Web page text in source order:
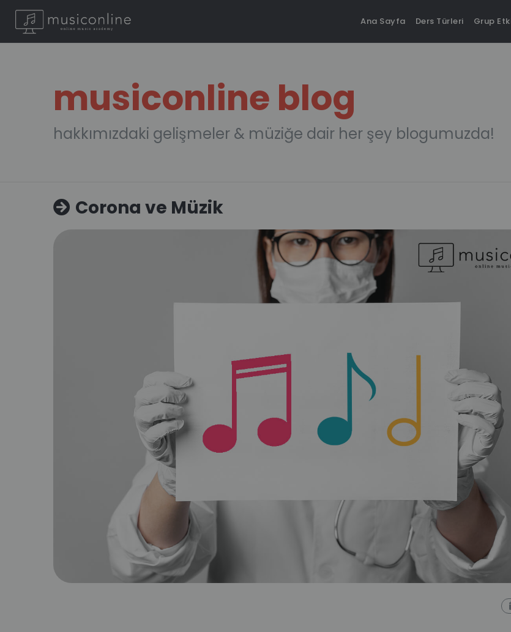
Ana Sayfa Ders Türleri Grup
musiconline blog
hakkımızdaki gelişmeler & müziğe dair her şey blogumuzda!
Corona ve Müzik